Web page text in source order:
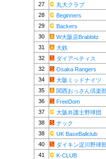
27
丸大クラブ
28
Beginners
29
Backers
30
W大阪店Brabbitz
31
大鉄
32
ダイアべティス
32
Osaka Rangers
34
大阪ミッドナイツ
35
関西おっさん倶楽
36
FreeDom
37
大阪弁護士野球団
38
ナック
38
UK BaseBallclub
40
ダイキン淀川野球
41
K-CLUB